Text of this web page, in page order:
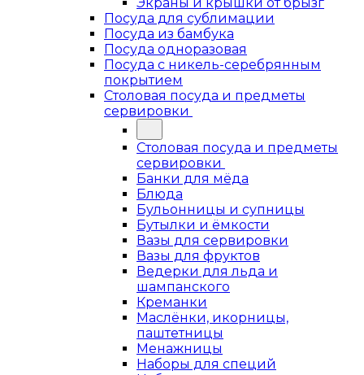
Посуда для сублимации
Посуда из бамбука
Посуда одноразовая
Посуда с никель-серебрянным
покрытием
Столовая посуда и предметы
сервировки
Столовая посуда и предметы
сервировки
Банки для мёда
Блюда
Бульонницы и супницы
Бутылки и ёмкости
Вазы для сервировки
Вазы для фруктов
Ведерки для льда и
шампанского
Креманки
Маслёнки, икорницы,
паштетницы
Менажницы
Наборы для специй